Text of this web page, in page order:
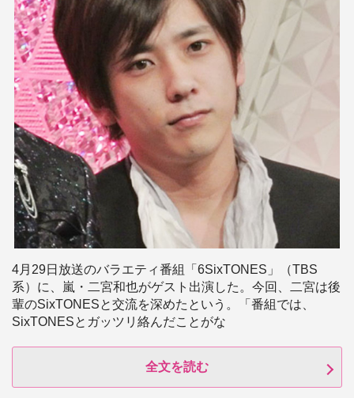
4月29日放送のバラエティ番組「6SixTONES」（TBS
系）に、嵐・二宮和也がゲスト出演した。今回、二宮は後
輩のSixTONESと交流を深めたという。「番組では、
SixTONESとガッツリ絡んだことがな
全文を読む